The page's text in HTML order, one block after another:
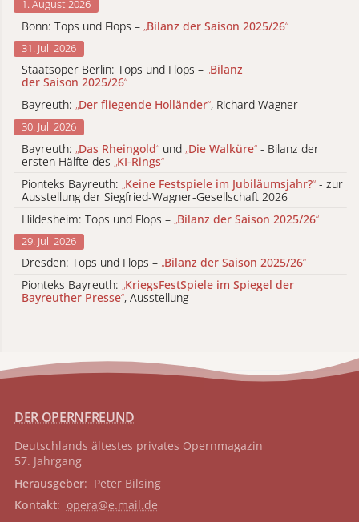
1. August 2026
Bonn: Tops und Flops – „Bilanz der Saison 2025/26“
31. Juli 2026
Staatsoper Berlin: Tops und Flops – „Bilanz
der Saison 2025/26“
Bayreuth: „Der fliegende Holländer“, Richard Wagner
30. Juli 2026
Bayreuth: „Das Rheingold“ und „Die Walküre“ - Bilanz der
ersten Hälfte des „KI-Rings“
Pionteks Bayreuth: „Keine Festspiele im Jubiläumsjahr?“ - zur
Ausstellung der Siegfried-Wagner-Gesellschaft 2026
Hildesheim: Tops und Flops – „Bilanz der Saison 2025/26“
29. Juli 2026
Dresden: Tops und Flops – „Bilanz der Saison 2025/26“
Pionteks Bayreuth: „KriegsFestSpiele im Spiegel der
Bayreuther Presse“, Ausstellung
DER OPERNFREUND
Deutschlands ältestes privates Opernmagazin
57. Jahrgang
Herausgeber: Peter Bilsing
Kontakt: opera@e.mail.de